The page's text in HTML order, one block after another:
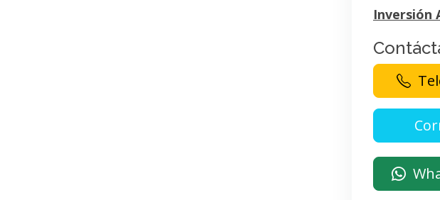
Inversión